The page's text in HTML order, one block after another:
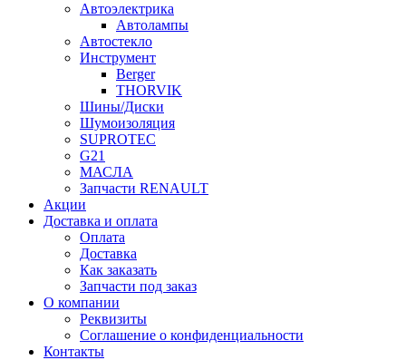
Автоэлектрика
Автолампы
Автостекло
Инструмент
Berger
THORVIK
Шины/Диски
Шумоизоляция
SUPROTEC
G21
МАСЛА
Запчасти RENAULT
Акции
Доставка и оплата
Оплата
Доставка
Как заказать
Запчасти под заказ
О компании
Реквизиты
Соглашение о конфиденциальности
Контакты